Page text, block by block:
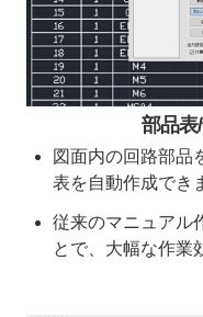
部品表
図面内の回路部品
表を自動作成でき
従来のマニュアル
とで、大幅な作業